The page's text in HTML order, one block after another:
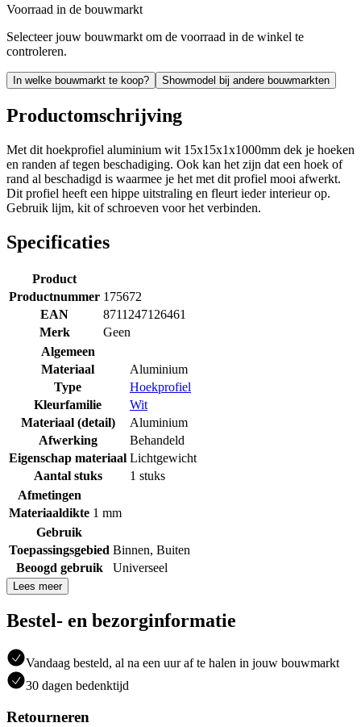
Voorraad in de bouwmarkt
Selecteer jouw bouwmarkt om de voorraad in de winkel te
controleren.
In welke bouwmarkt te koop? Showmodel bij andere bouwmarkten
Productomschrijving
Met dit hoekprofiel aluminium wit 15x15x1x1000mm dek je hoeken
en randen af tegen beschadiging. Ook kan het zijn dat een hoek of
rand al beschadigd is waarmee je het met dit profiel mooi afwerkt.
Dit profiel heeft een hippe uitstraling en fleurt ieder interieur op.
Gebruik lijm, kit of schroeven voor het verbinden.
Specificaties
Product
Productnummer 175672
EAN
8711247126461
Merk
Geen
Algemeen
Materiaal
Aluminium
Type
Hoekprofiel
Kleurfamilie
Wit
Materiaal (detail)
Aluminium
Afwerking
Behandeld
Eigenschap materiaal Lichtgewicht
Aantal stuks
1 stuks
Afmetingen
Materiaaldikte 1 mm
Gebruik
Toepassingsgebied Binnen, Buiten
Beoogd gebruik
Universeel
Lees meer
Bestel- en bezorginformatie
Vandaag besteld, al na een uur af te halen in jouw bouwmarkt
30 dagen bedenktijd
Retourneren